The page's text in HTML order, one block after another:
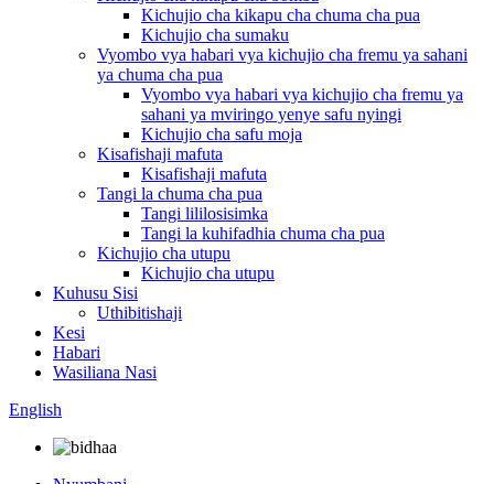
Kichujio cha kikapu cha chuma cha pua
Kichujio cha sumaku
Vyombo vya habari vya kichujio cha fremu ya sahani
ya chuma cha pua
Vyombo vya habari vya kichujio cha fremu ya
sahani ya mviringo yenye safu nyingi
Kichujio cha safu moja
Kisafishaji mafuta
Kisafishaji mafuta
Tangi la chuma cha pua
Tangi lililosisimka
Tangi la kuhifadhia chuma cha pua
Kichujio cha utupu
Kichujio cha utupu
Kuhusu Sisi
Uthibitishaji
Kesi
Habari
Wasiliana Nasi
English